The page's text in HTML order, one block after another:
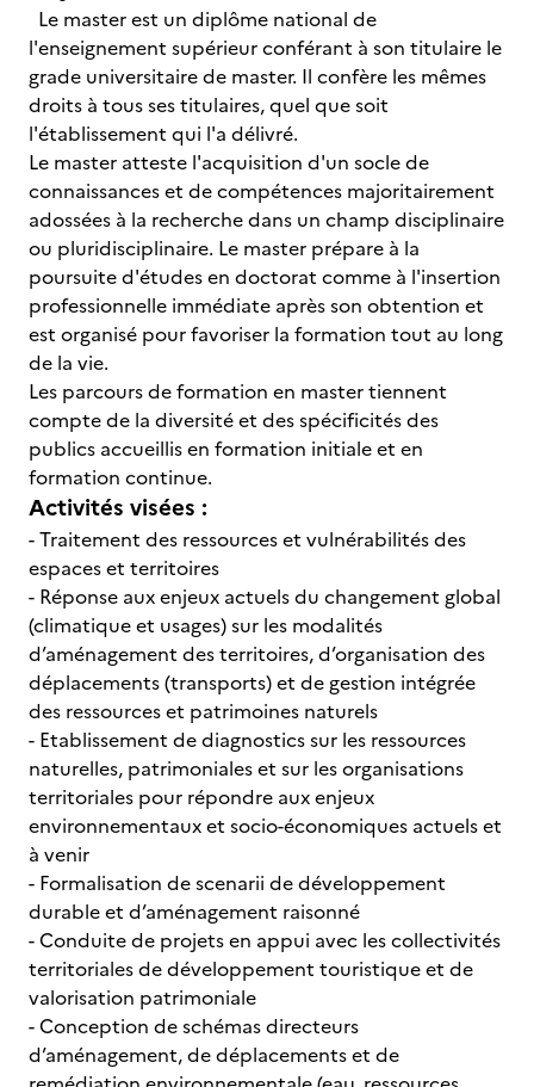
Le master est un diplôme national de
l'enseignement supérieur conférant à son titulaire le
grade universitaire de master. Il confère les mêmes
droits à tous ses titulaires, quel que soit
l'établissement qui l'a délivré.
Le master atteste l'acquisition d'un socle de
connaissances et de compétences majoritairement
adossées à la recherche dans un champ disciplinaire
ou pluridisciplinaire. Le master prépare à la
poursuite d'études en doctorat comme à l'insertion
professionnelle immédiate après son obtention et
est organisé pour favoriser la formation tout au long
de la vie.
Les parcours de formation en master tiennent
compte de la diversité et des spécificités des
publics accueillis en formation initiale et en
formation continue.
Activités visées :
- Traitement des ressources et vulnérabilités des
espaces et territoires
- Réponse aux enjeux actuels du changement global
(climatique et usages) sur les modalités
d’aménagement des territoires, d’organisation des
déplacements (transports) et de gestion intégrée
des ressources et patrimoines naturels
- Etablissement de diagnostics sur les ressources
naturelles, patrimoniales et sur les organisations
territoriales pour répondre aux enjeux
environnementaux et socio-économiques actuels et
à venir
- Formalisation de scenarii de développement
durable et d’aménagement raisonné
- Conduite de projets en appui avec les collectivités
territoriales de développement touristique et de
valorisation patrimoniale
- Conception de schémas directeurs
d’aménagement, de déplacements et de